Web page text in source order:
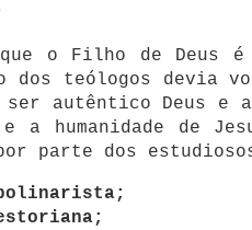
o Filho de Deus
dos teólogos devia
ser autêntico Deus e
a humanidade de
parte dos